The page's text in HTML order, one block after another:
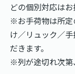
どの個別対応はお
※お手荷物は所定
け／リュック／
だきます。
※列が途切れ次第